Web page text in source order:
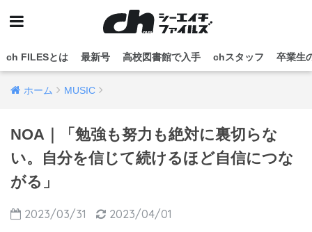
ch FILESとは 最新号 高校図書館で入手 chスタッフ 卒業生
ホーム MUSIC
NOA｜「勉強も努力も絶対に裏切らな
い。自分を信じて続けるほど自信につな
がる」
2023/03/31 2023/04/01